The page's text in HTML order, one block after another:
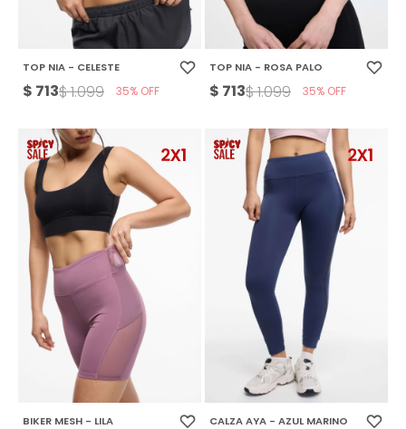
TOP NIA - CELESTE
$ 713$1.099 35
TOP NIA - ROSA PALO
$ 713$1.099 35
BIKER MESH - LILA CALZA AYA - AZUL MARINO